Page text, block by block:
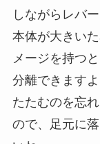
しながらレバ
本体が大きい
メージを持つ
分離できます
たたむのを忘
ので、足元に